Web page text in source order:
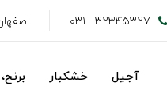
۳۲۳۴۵۳۲۷ - ۰۳۱
آجیل خشکبار